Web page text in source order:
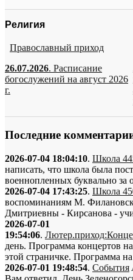
Религия
Православный приход
26.07.2026. Расписание
богослужений на август 2026
г.
Последние
2026-07-04 18:04:10. Школа
написать, что школа была
военнопленных буквально за
2026-07-04 17:43:25. Школа
воспоминаниям М.
Дмитриевны - Кирсанова -
2026-07-01
19:54:06.
день. Программа концертов
этой страничке. Программа
2026-07-01 19:48:54. События